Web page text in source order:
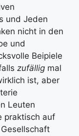
und Jeden
nicht in den
und
Beipiele
zufällig mal
ist, aber
Leuten
praktisch auf